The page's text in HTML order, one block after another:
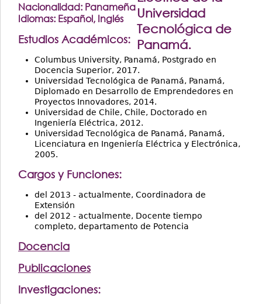
Nacionalidad: Panameña
Idiomas: Español, Inglés
Estudios Académicos:
Columbus University, Panamá, Postgrado en
Docencia Superior, 2017.
Universidad Tecnológica de Panamá, Panamá,
Diplomado en Desarrollo de Emprendedores en
Proyectos Innovadores, 2014.
Universidad de Chile, Chile, Doctorado en
Ingeniería Eléctrica, 2012.
Universidad Tecnológica de Panamá, Panamá,
Licenciatura en Ingeniería Eléctrica y Electrónica,
2005.
Cargos y Funciones:
del 2013 - actualmente, Coordinadora de
Extensión
del 2012 - actualmente, Docente tiempo
completo, departamento de Potencia
Docencia
Publicaciones
Investigaciones: